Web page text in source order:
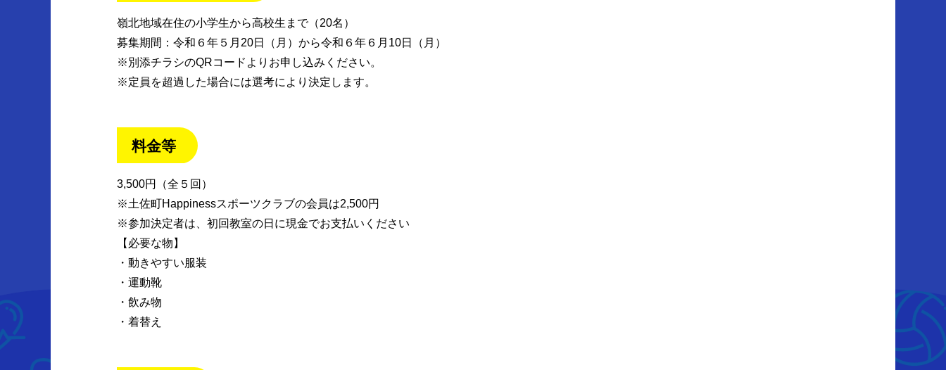
嶺北地域在住の小学生から高校生まで（20名）
募集期間：令和６年５月20日（月）から令和６年６月10日（月）
※別添チラシのQRコードよりお申し込みください。
※定員を超過した場合には選考により決定します。
料金等
3,500円（全５回）
※土佐町Happinessスポーツクラブの会員は2,500円
※参加決定者は、初回教室の日に現金でお支払いください
【必要な物】
・動きやすい服装
・運動靴
・飲み物
・着替え